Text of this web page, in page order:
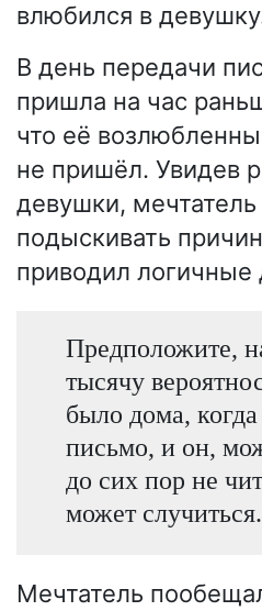
влюбился в
В день передачи
пришла на час
что её
не пришёл. Увидев
девушки, мечтатель
подыскивать
приводил логичные
Предположите,
тысячу
было дома,
письмо, и он,
до сих пор не
может случиться.
Мечтатель